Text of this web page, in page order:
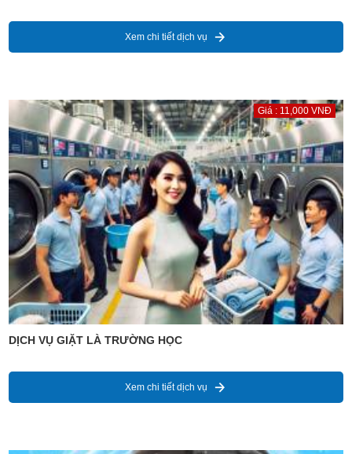
Xem chi tiết dịch vụ
Giá : 11,000 VNĐ
DỊCH VỤ GIẶT LÀ TRƯỜNG HỌC
Xem chi tiết dịch vụ